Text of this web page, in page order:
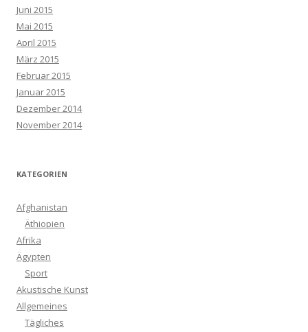
Juni 2015
Mai 2015
April 2015
März 2015
Februar 2015
Januar 2015
Dezember 2014
November 2014
KATEGORIEN
Afghanistan
Äthiopien
Afrika
Ägypten
Sport
Akustische Kunst
Allgemeines
Tägliches